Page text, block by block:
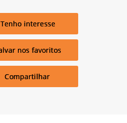
Tenho interesse
nos favoritos
Compartilhar